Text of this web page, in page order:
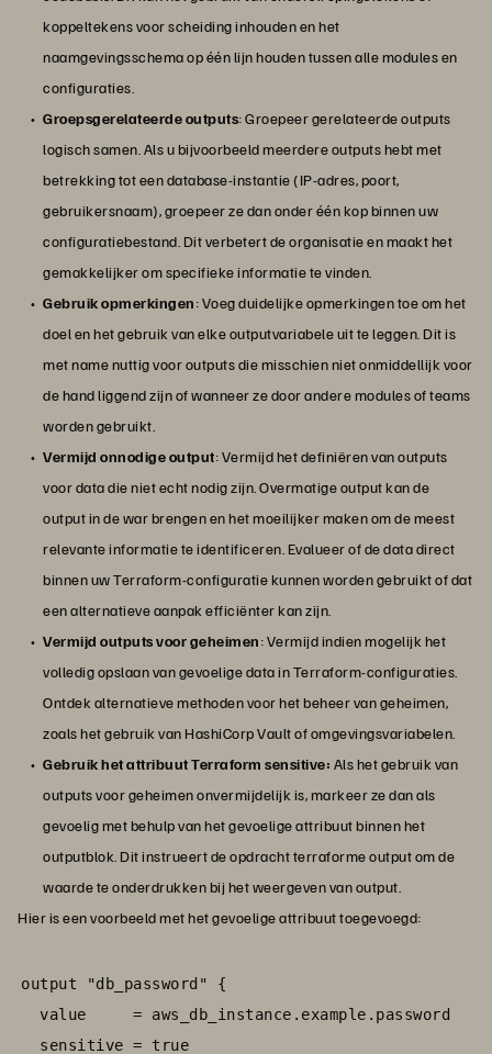
koppeltekens voor scheiding inhouden en het
naamgevingsschema op één lijn houden tussen alle modules en
configuraties.
Groepsgerelateerde outputs: Groepeer gerelateerde outputs
logisch samen. Als u bijvoorbeeld meerdere outputs hebt met
betrekking tot een database-instantie (IP-adres, poort,
gebruikersnaam), groepeer ze dan onder één kop binnen uw
configuratiebestand. Dit verbetert de organisatie en maakt het
gemakkelijker om specifieke informatie te vinden.
Gebruik opmerkingen: Voeg duidelijke opmerkingen toe om het
doel en het gebruik van elke outputvariabele uit te leggen. Dit is
met name nuttig voor outputs die misschien niet onmiddellijk voor
de hand liggend zijn of wanneer ze door andere modules of teams
worden gebruikt.
Vermijd onnodige output: Vermijd het definiëren van outputs
voor data die niet echt nodig zijn. Overmatige output kan de
output in de war brengen en het moeilijker maken om de meest
relevante informatie te identificeren. Evalueer of de data direct
binnen uw Terraform-configuratie kunnen worden gebruikt of dat
een alternatieve aanpak efficiënter kan zijn.
Vermijd outputs voor geheimen: Vermijd indien mogelijk het
volledig opslaan van gevoelige data in Terraform-configuraties.
Ontdek alternatieve methoden voor het beheer van geheimen,
zoals het gebruik van HashiCorp Vault of omgevingsvariabelen.
Gebruik het attribuut Terraform sensitive: Als het gebruik van
outputs voor geheimen onvermijdelijk is, markeer ze dan als
gevoelig met behulp van het gevoelige attribuut binnen het
outputblok. Dit instrueert de opdracht terraforme output om de
waarde te onderdrukken bij het weergeven van output.
Hier is een voorbeeld met het gevoelige attribuut toegevoegd:
output "db_password" {
value     = aws_db_instance.example.password
sensitive = true